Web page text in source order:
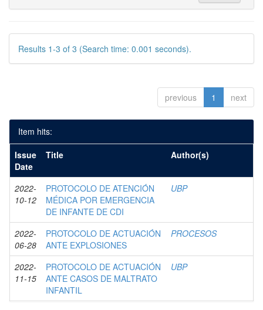
Results 1-3 of 3 (Search time: 0.001 seconds).
previous 1 next
Item hits:
Issue
Date
Title Author(s)
2022-
10-12
PROTOCOLO DE ATENCIÓN
MÉDICA POR EMERGENCIA
DE INFANTE DE CDI
UBP
2022-
06-28
PROTOCOLO DE ACTUACIÓN
ANTE EXPLOSIONES
PROCESOS
2022-
11-15
PROTOCOLO DE ACTUACIÓN
ANTE CASOS DE MALTRATO
INFANTIL
UBP